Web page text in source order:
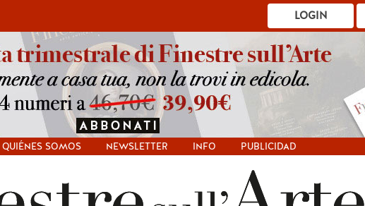
LOGIN
QUIÉNES SOMOS NEWSLETTER INFO PUBLICIDAD